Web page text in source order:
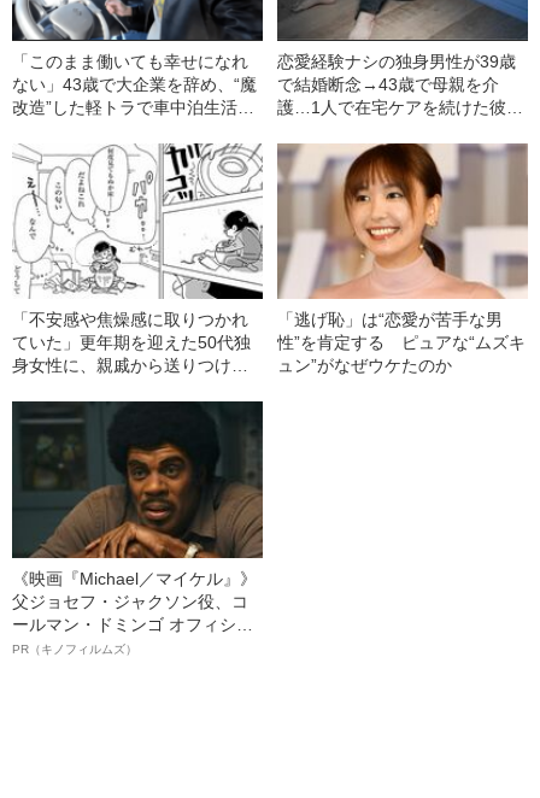
「このまま働いても幸せになれ
ない」43歳で大企業を辞め、“魔
改造”した軽トラで車中泊生活…
る、安定した職業を捨てた“本当
の理由”
恋愛経験ナシの独身男性が39歳
で結婚断念→43歳で母親を介
護…1人で在宅ケアを続けた彼
って…」
「不安感や焦燥感に取りつかれ
ていた」更年期を迎えた50代独
身女性に、親戚から送りつけら
「逃げ恥」は“恋愛が苦手な男
性”を肯定する ピュアな“ムズキ
ュン”がなぜウケたのか
《映画『Michael／マイケル』》
父ジョセフ・ジャクソン役、コ
ールマン・ドミンゴ オフィシャ
ルインタビュー“観客を魅了した
PR（キノフィルムズ）